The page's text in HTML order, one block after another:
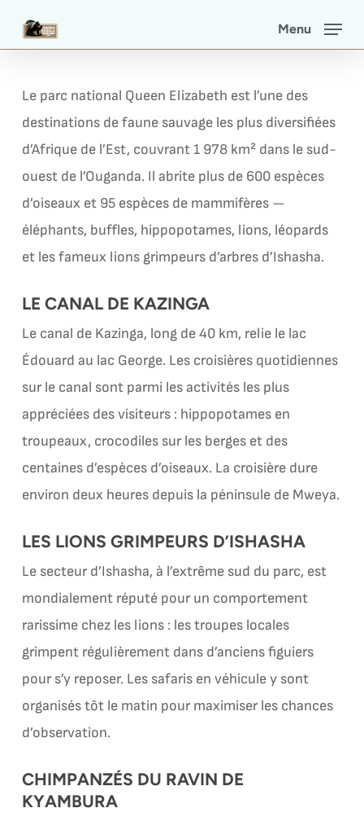
content
Menu
Le parc national Queen Elizabeth est l’une des
destinations de faune sauvage les plus diversifiées
d’Afrique de l’Est, couvrant 1 978 km² dans le sud-
ouest de l’Ouganda. Il abrite plus de 600 espèces
d’oiseaux et 95 espèces de mammifères —
éléphants, buffles, hippopotames, lions, léopards
et les fameux lions grimpeurs d’arbres d’Ishasha.
LE CANAL DE KAZINGA
Le canal de Kazinga, long de 40 km, relie le lac
Édouard au lac George. Les croisières quotidiennes
sur le canal sont parmi les activités les plus
appréciées des visiteurs : hippopotames en
troupeaux, crocodiles sur les berges et des
centaines d’espèces d’oiseaux. La croisière dure
environ deux heures depuis la péninsule de Mweya.
LES LIONS GRIMPEURS D’ISHASHA
Le secteur d’Ishasha, à l’extrême sud du parc, est
mondialement réputé pour un comportement
rarissime chez les lions : les troupes locales
grimpent régulièrement dans d’anciens figuiers
pour s’y reposer. Les safaris en véhicule y sont
organisés tôt le matin pour maximiser les chances
d’observation.
CHIMPANZÉS DU RAVIN DE
KYAMBURA